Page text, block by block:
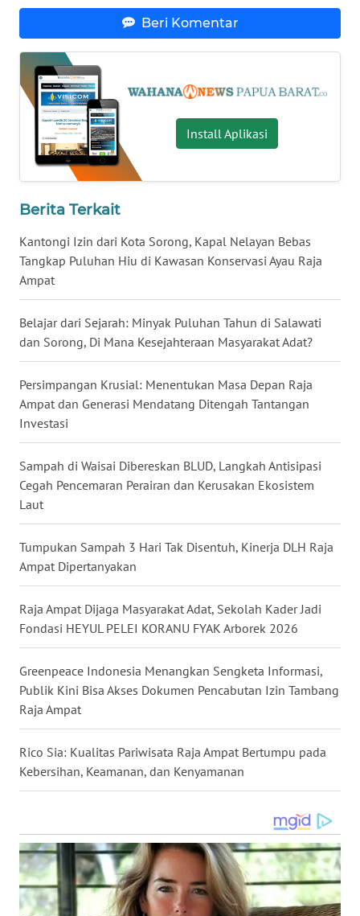
Beri Komentar
Install Aplikasi
Berita Terkait
Kantongi Izin dari Kota Sorong, Kapal Nelayan Bebas
Tangkap Puluhan Hiu di Kawasan Konservasi Ayau Raja
Ampat
Belajar dari Sejarah: Minyak Puluhan Tahun di Salawati
dan Sorong, Di Mana Kesejahteraan Masyarakat Adat?
Persimpangan Krusial: Menentukan Masa Depan Raja
Ampat dan Generasi Mendatang Ditengah Tantangan
Investasi
Sampah di Waisai Dibereskan BLUD, Langkah Antisipasi
Cegah Pencemaran Perairan dan Kerusakan Ekosistem
Laut
Tumpukan Sampah 3 Hari Tak Disentuh, Kinerja DLH Raja
Ampat Dipertanyakan
Raja Ampat Dijaga Masyarakat Adat, Sekolah Kader Jadi
Fondasi HEYUL PELEI KORANU FYAK Arborek 2026
Greenpeace Indonesia Menangkan Sengketa Informasi,
Publik Kini Bisa Akses Dokumen Pencabutan Izin Tambang
Raja Ampat
Rico Sia: Kualitas Pariwisata Raja Ampat Bertumpu pada
Kebersihan, Keamanan, dan Kenyamanan
NUSANTARA
WN
JOGJA
WN
JATIM
WN
WN
KALBAR
WN
KALTENG
WN
KALTARA
KALSEL
WN
KALTIM
WN
SULSEL
WN
GORONTALO
WN
SULUT
WN
MALUKU
WN
DAIRI